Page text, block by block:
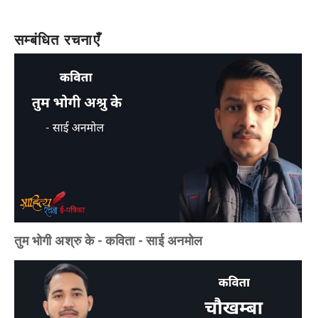
सम्बंधित रचनाएँ
तुम भोगी अश्रु के - कविता - साई अनमोल